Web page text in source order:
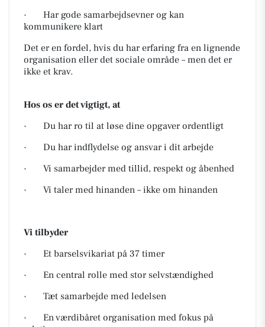
· Har gode samarbejdsevner og kan
kommunikere klart
Det er en fordel, hvis du har erfaring fra en lignende
organisation eller det sociale område – men det er
ikke et krav.
Hos os er det vigtigt, at
· Du har ro til at løse dine opgaver ordentligt
· Du har indflydelse og ansvar i dit arbejde
· Vi samarbejder med tillid, respekt og åbenhed
· Vi taler med hinanden – ikke om hinanden
Vi tilbyder
· Et barselsvikariat på 37 timer
· En central rolle med stor selvstændighed
· Tæt samarbejde med ledelsen
· En værdibåret organisation med fokus på